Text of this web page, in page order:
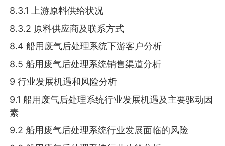
8.3.1 上游原料供给状况
8.3.2 原料供应商及联系方式
8.4 船用废气后处理系统下游客户分析
8.5 船用废气后处理系统销售渠道分析
9 行业发展机遇和风险分析
9.1 船用废气后处理系统行业发展机遇及主要驱动因
素
9.2 船用废气后处理系统行业发展面临的风险